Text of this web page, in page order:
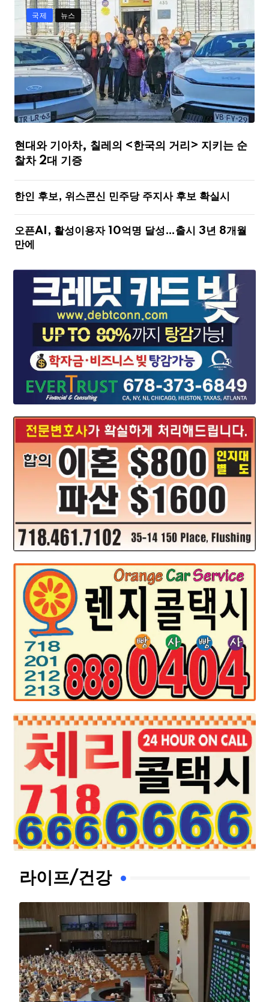
국제 뉴스
현대와 기아차, 칠레의 <한국의 거리> 지키는 순
찰차 2대 기증
한인 후보, 위스콘신 민주당 주지사 후보 확실시
오픈AI, 활성이용자 10억명 달성…출시 3년 8개월
만에
라이프/건강